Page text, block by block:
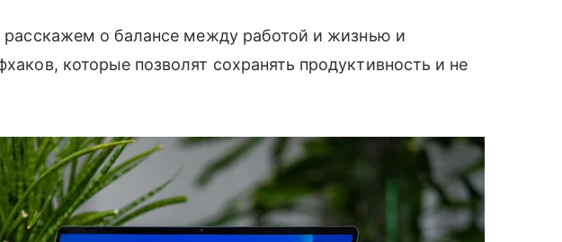
о балансе между работой и жизнью и
которые позволят сохранять продуктивность и не